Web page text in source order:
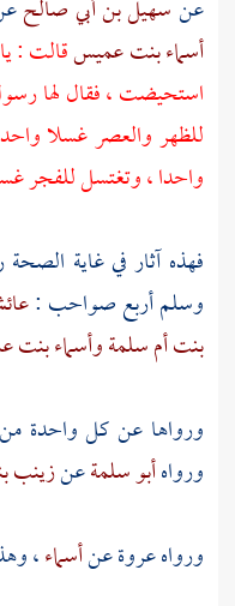
عنسهيل بن أبي صالح
أسماء بنت عميسقالت :
استحيضت ، فقال لها
للظهر والعصر غسلا
واحدا ، وتغتسل للفجر
فهذه آثار في غاية
وسلم أربع صواحب :
بنت أم سلمةوأسماء
ورواها عن كل واحدة من
ورواهأبو سلمةعنزينب
ورواهعروةعنأسماء،